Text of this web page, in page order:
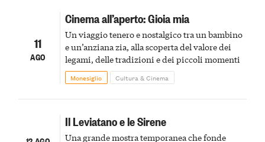
11
AGO
Cinema all’aperto: Gioia mia
Un viaggio tenero e nostalgico tra un bambino
e un’anziana zia, alla scoperta del valore dei
legami, delle tradizioni e dei piccoli momenti
Monesiglio Cultura & Cinema
Il Leviatano e le Sirene
Una grande mostra temporanea che fonde